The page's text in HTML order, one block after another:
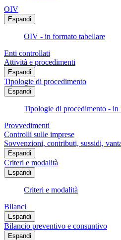
OIV
Espandi
OIV - in formato tabellare
Enti controllati
Attività e procedimenti
Espandi
Tipologie di procedimento
Espandi
Tipologie di procedimento - in
Provvedimenti
Controlli sulle imprese
Sovvenzioni, contributi, sussidi,
Espandi
Criteri e modalità
Espandi
Criteri e modalità
Bilanci
Espandi
Bilancio preventivo e consuntivo
Espandi